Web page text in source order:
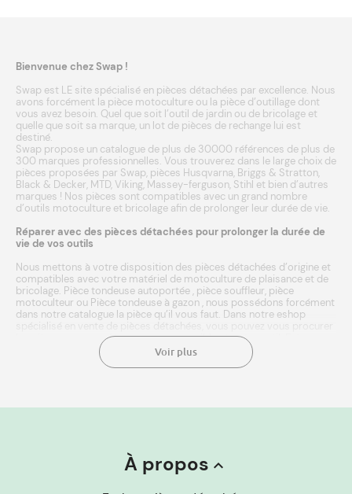
Bienvenue chez Swap !
Swap est LE site spécialisé en pièces détachées par excellence. Nous
avons forcément la pièce motoculture ou la pièce d’outillage dont
vous avez besoin. Quel que soit l’outil de jardin ou de bricolage et
quelle que soit sa marque, un lot de pièces de rechange lui est
destiné.
Swap propose un catalogue de plus de 30000 références de plus de
300 marques professionnelles. Vous trouverez dans le large choix de
pièces proposées par Swap, pièces Husqvarna, Briggs & Stratton,
Black & Decker, MTD,Viking, Massey-ferguson, Stihl et bien d’autres
marques ! Nos pièces sont compatibles avec un grand nombre
d’outils motoculture et bricolage afin de prolonger leur durée de vie.
Réparer avec des pièces détachées pour prolonger la durée de
vie de vos outils
Nous mettons à votre disposition des pièces détachées d’origine et
compatibles avec votre matériel de motoculture de plaisance et de
bricolage. Pièce tondeuse autoportée , pièce souffleur, pièce
motoculteur ou Pièce tondeuse à gazon , nous possédons forcément
dans notre catalogue la pièce qu’il vous faut. Dans notre eshop
spécialisé en vente de pièces détachées, vous pouvez vous procurer
les pièces neuves adéquates et compatibles à votre outil. Entrez
simplement la marque ou référence de votre matériel agricole, et
laissez notre moteur de recherche faire le reste ! Une fois
le droit de vous tromper. Vous avez sélectionné une pièce pour
choix des produits, vous trouverez la pièce qu’il vous faut. Découvrez
Voir plus
À propos keyboard_arrow_up